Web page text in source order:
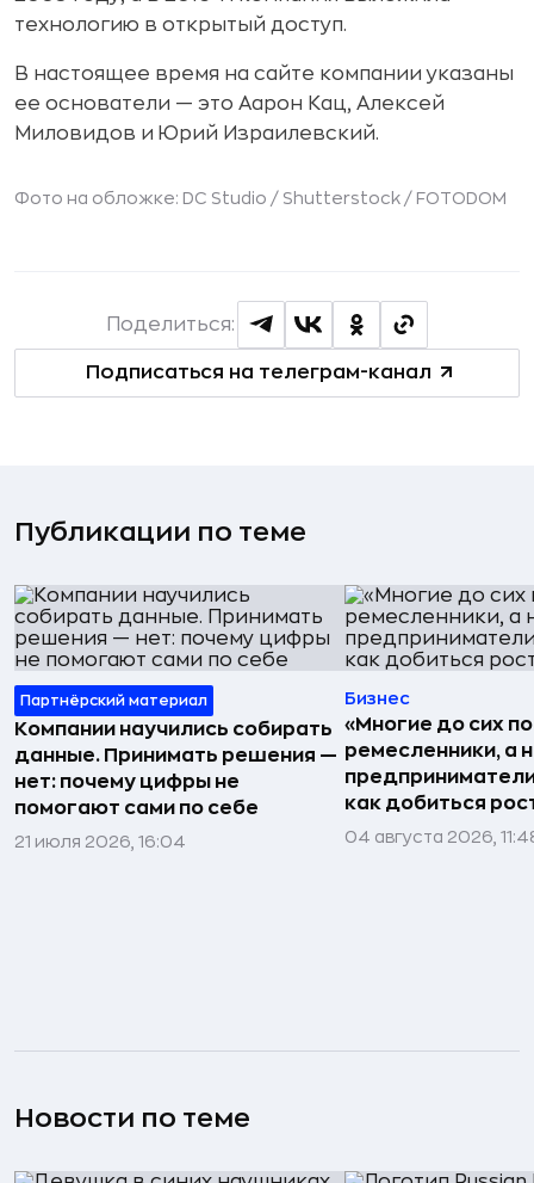
технологию в открытый доступ.
В настоящее время на сайте компании указаны
ее основатели — это Аарон Кац, Алексей
Миловидов и Юрий Израилевский.
Фото на обложке: DC Studio / Shutterstock / FOTODOM
Подписаться на телеграм-канал
Поделиться:
Публикации по теме
Партнёрский материал
Компании научились собирать
данные. Принимать решения —
нет: почему цифры не
помогают сами по себе
21 июля 2026, 16:04
Бизнес
«Многие до сих
ремесленники, а
как добиться
04 августа 2026,
Новости по теме